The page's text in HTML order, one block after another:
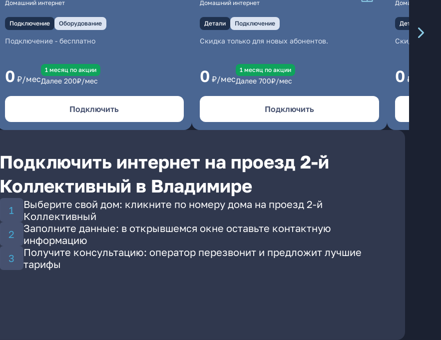
Домашний интернет
Подключение Оборудование
Подключение- бесплатно
0 ₽/мес
1 месяц по акции
Далее 200₽/мес
Подключить
Домашний интернет
Детали Подключение
Скидка только для новых абонентов.
0 ₽/мес
1 месяц по акции
Далее 700₽/мес
Подключить
Домашний
Детали
Скидка
0 ₽/мес
Подключить интернет на проезд 2-й
Коллективный в Владимире
Выберите свой дом: кликните по номеру дома на проезд 2-й
Коллективный
Заполните данные: в открывшемся окне оставьте контактную
информацию
Получите консультацию: оператор перезвонит и предложит лучшие
тарифы